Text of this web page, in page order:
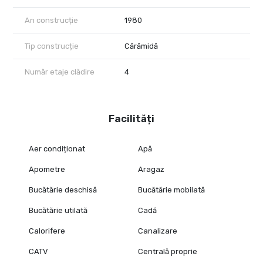
An construcție 1980
Tip construcție Cărămidă
Număr etaje clădire 4
Facilități
Aer condiționat Apă
Apometre Aragaz
Bucătărie deschisă Bucătărie mobilată
Bucătărie utilată Cadă
Calorifere Canalizare
CATV Centrală proprie